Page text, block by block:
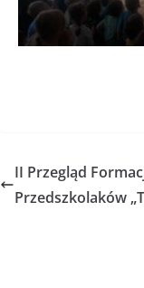
II Przegląd
Przedszkolaków